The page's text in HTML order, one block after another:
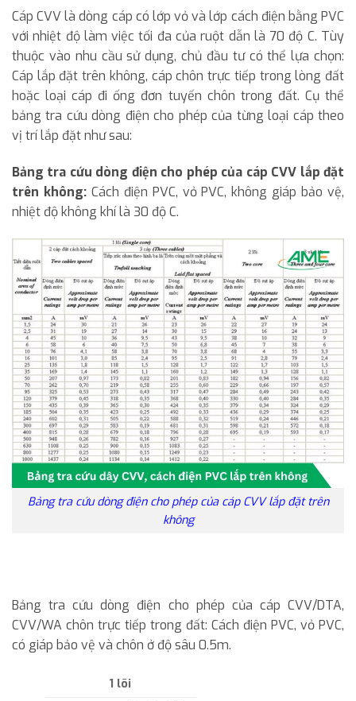
Cáp CVV là dòng cáp có lớp vỏ và lớp cách điện bằng PVC
với nhiệt độ làm việc tối đa của ruột dẫn là 70 độ C. Tùy
thuộc vào nhu cầu sử dụng, chủ đầu tư có thể lựa chọn:
Cáp lắp đặt trên không, cáp chôn trực tiếp trong lòng đất
hoặc loại cáp đi ống đơn tuyến chôn trong đất. Cụ thể
bảng tra cứu dòng điện cho phép của từng loại cáp theo
vị trí lắp đặt như sau:
Bảng tra cứu dòng điện cho phép của cáp CVV lắp đặt
trên không:Cách điện PVC, vỏ PVC, không giáp bảo vệ,
nhiệt độ không khí là 30 độ C.
Bảng tra cứu dòng điện cho phép của cáp CVV lắp đặt trên
không
Bảng tra cứu dòng điện cho phép của cáp CVV/DTA,
CVV/WA chôn trực tiếp trong đất: Cách điện PVC, vỏ PVC,
có giáp bảo vệ và chôn ở độ sâu 0.5m.
1 lõi